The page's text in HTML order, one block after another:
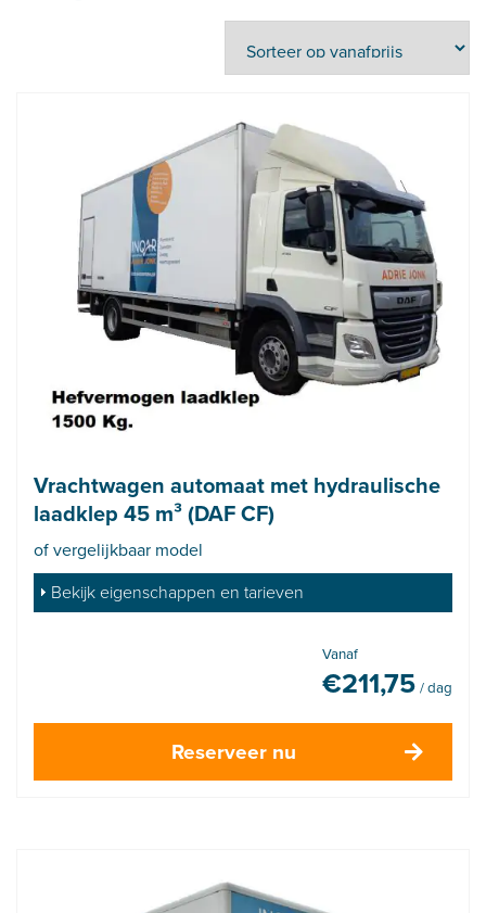
Vrachtwagen automaat met hydraulische
laadklep 45 m³ (DAF CF)
of vergelijkbaar model
Bekijk eigenschappen en tarieven
Vanaf
€211,75 / dag
Reserveer nu